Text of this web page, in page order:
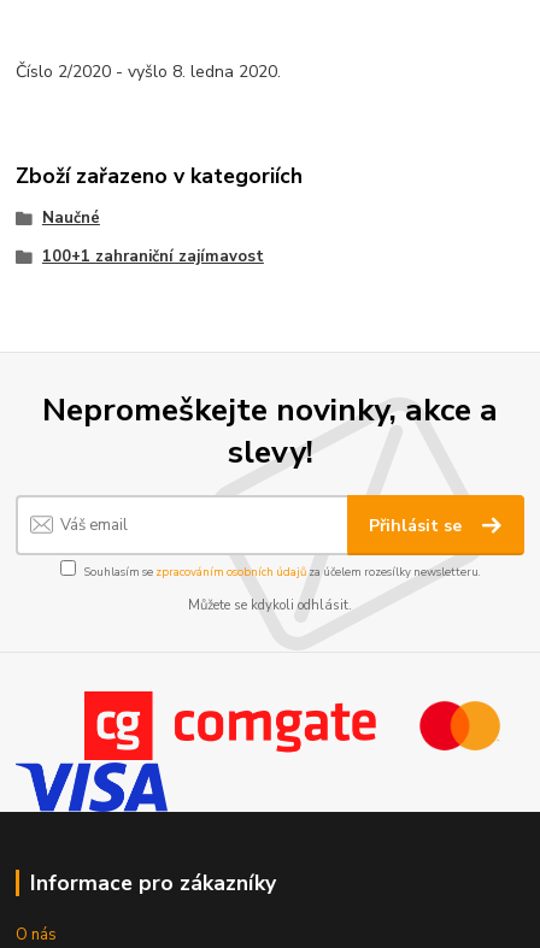
Číslo 2/2020 - vyšlo 8. ledna 2020.
Zboží zařazeno v kategoriích
Naučné
100+1 zahraniční zajímavost
Nepromeškejte novinky, akce a
slevy!
Přihlásit se
Souhlasím se zpracováním osobních údajůza účelem rozesílky newsletteru.
Můžete se kdykoli odhlásit.
Informace pro zákazníky
O nás